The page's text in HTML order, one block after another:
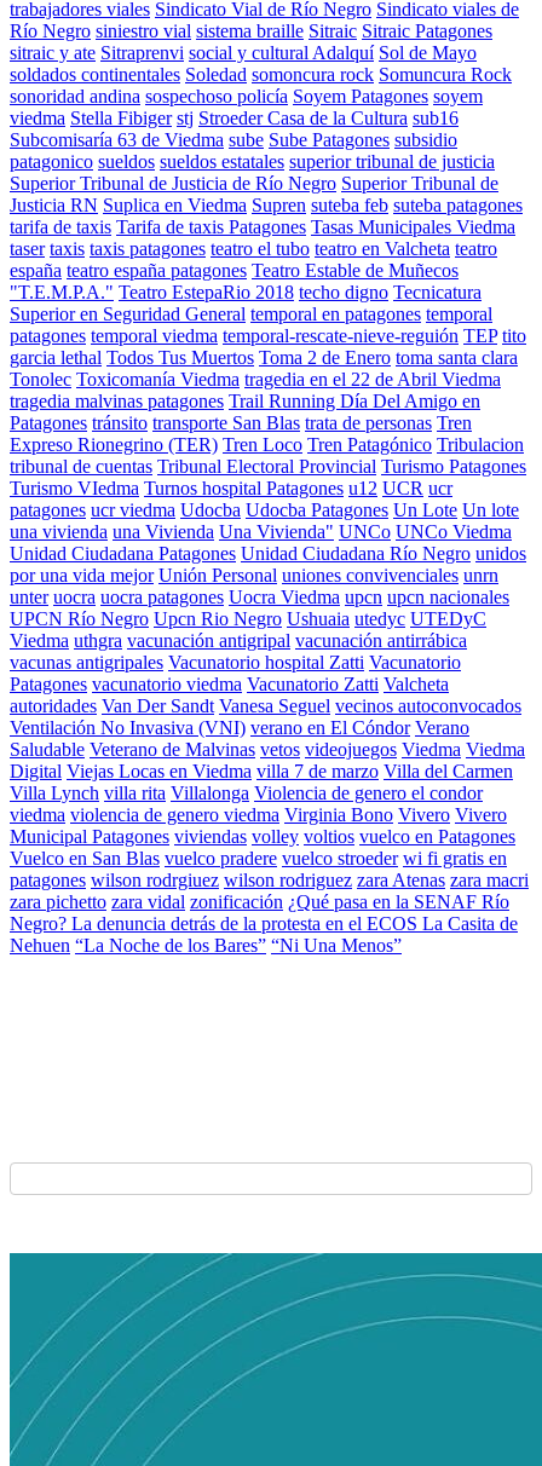
trabajadores viales Sindicato Vial de Río Negro Sindicato viales de
Río Negro siniestro vial sistema braille Sitraic Sitraic Patagones
sitraic y ate Sitraprenvi social y cultural Adalquí Sol de Mayo
soldados continentales Soledad somoncura rock Somuncura Rock
sonoridad andina sospechoso policía Soyem Patagones soyem
viedma Stella Fibiger stj Stroeder Casa de la Cultura sub16
Subcomisaría 63 de Viedma sube Sube Patagones subsidio
patagonico sueldos sueldos estatales superior tribunal de justicia
Superior Tribunal de Justicia de Río Negro Superior Tribunal de
Justicia RN Suplica en Viedma Supren suteba feb suteba patagones
tarifa de taxis Tarifa de taxis Patagones Tasas Municipales Viedma
taser taxis taxis patagones teatro el tubo teatro en Valcheta teatro
españa teatro españa patagones Teatro Estable de Muñecos
"T.E.M.P.A." Teatro EstepaRio 2018 techo digno Tecnicatura
Superior en Seguridad General temporal en patagones temporal
patagones temporal viedma temporal-rescate-nieve-reguión TEP tito
garcia lethal Todos Tus Muertos Toma 2 de Enero toma santa clara
Tonolec Toxicomanía Viedma tragedia en el 22 de Abril Viedma
tragedia malvinas patagones Trail Running Día Del Amigo en
Patagones tránsito transporte San Blas trata de personas Tren
Expreso Rionegrino (TER) Tren Loco Tren Patagónico Tribulacion
tribunal de cuentas Tribunal Electoral Provincial Turismo Patagones
Turismo VIedma Turnos hospital Patagones u12 UCR ucr
patagones ucr viedma Udocba Udocba Patagones Un Lote Un lote
una vivienda una Vivienda Una Vivienda" UNCo UNCo Viedma
Unidad Ciudadana Patagones Unidad Ciudadana Río Negro unidos
por una vida mejor Unión Personal uniones convivenciales unrn
unter uocra uocra patagones Uocra Viedma upcn upcn nacionales
UPCN Río Negro Upcn Rio Negro Ushuaia utedyc UTEDyC
Viedma uthgra vacunación antigripal vacunación antirrábica
vacunas antigripales Vacunatorio hospital Zatti Vacunatorio
Patagones vacunatorio viedma Vacunatorio Zatti Valcheta
autoridades Van Der Sandt Vanesa Seguel vecinos autoconvocados
Ventilación No Invasiva (VNI) verano en El Cóndor Verano
Saludable Veterano de Malvinas vetos videojuegos Viedma Viedma
Digital Viejas Locas en Viedma villa 7 de marzo Villa del Carmen
Villa Lynch villa rita Villalonga Violencia de genero el condor
viedma violencia de genero viedma Virginia Bono Vivero Vivero
Municipal Patagones viviendas volley voltios vuelco en Patagones
Vuelco en San Blas vuelco pradere vuelco stroeder wi fi gratis en
patagones wilson rodrgiuez wilson rodriguez zara Atenas zara macri
zara pichetto zara vidal zonificación ¿Qué pasa en la SENAF Río
Negro? La denuncia detrás de la protesta en el ECOS La Casita de
Nehuen “La Noche de los Bares” “Ni Una Menos”